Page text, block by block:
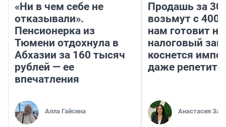
«Ни в чем себе не
отказывали».
Пенсионерка из
Тюмени отдохнула в
Абхазии за 160 тысяч
рублей — ее
впечатления
Алла Гайсина
Продашь за
возьмут с
нам готовит
налоговый
коснется
даже
Анастасия